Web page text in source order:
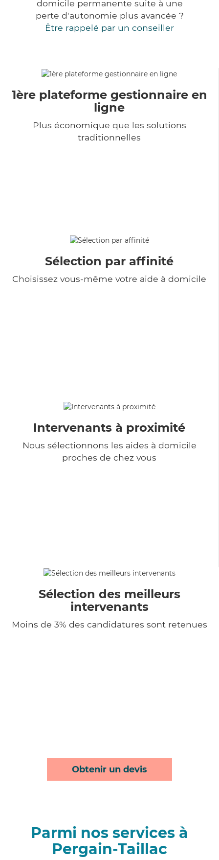
domicile permanente suite à une
perte d'autonomie plus avancée ?
Être rappelé par un conseiller
1ère plateforme gestionnaire en
ligne
Plus économique que les solutions
traditionnelles
Sélection par affinité
Choisissez vous-même votre aide à domicile
Intervenants à proximité
Nous sélectionnons les aides à domicile
proches de chez vous
Sélection des meilleurs
intervenants
Moins de 3% des candidatures sont retenues
Obtenir un devis
Parmi nos services à
Pergain-Taillac